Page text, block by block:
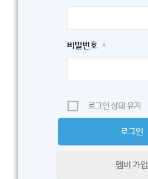
비밀번호 *
로그인 상태 유지
멤버 가입